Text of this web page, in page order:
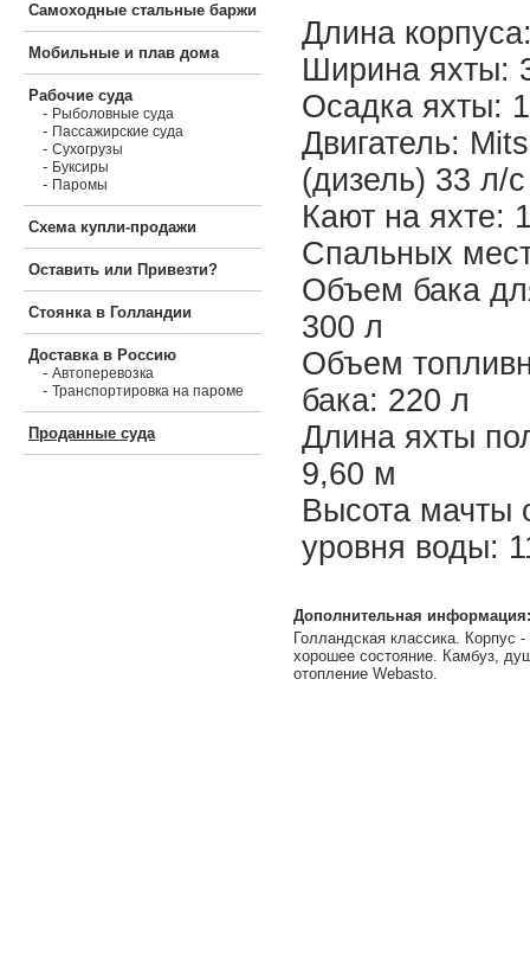
Самоходные стальные баржи
Мобильные и плав дома
Рабочие суда
- Рыболовные суда
- Пассажирские суда
- Сухогрузы
- Буксиры
- Паромы
Схема купли-продажи
Оставить или Привезти?
Стоянка в Голландии
Доставка в Россию
- Автоперевозка
- Транспортировка на пароме
Проданные суда
Длина
Ширина яхты:
Осадка яхты:
Двигатель:
(дизель) 33 л/с
Кают на яхте:
Спальных
Объем бака
300 л
Объем
бака: 220 л
Длина яхты
9,60 м
Высота мачты
уровня воды:
Дополнительная информация:
Голландская классика. Корпус
хорошее состояние. Камбуз,
отопление Webasto.